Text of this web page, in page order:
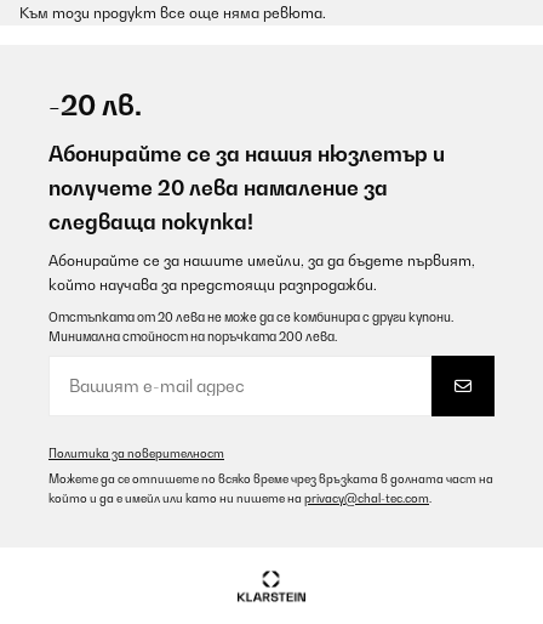
Към този продукт все още няма ревюта.
-20 лв.
Абонирайте се за нашия нюзлетър и
получете 20 лева намаление за
следваща покупка!
Абонирайте се за нашите имейли, за да бъдете първият,
който научава за предстоящи разпродажби.
Отстъпката от 20 лева не може да се комбинира с други купони.
Минимална стойност на поръчката 200 лева.
Политика за поверителност
Можете да се отпишете по всяко време чрез връзката в долната част на
който и да е имейл или като ни пишете на privacy@chal-tec.com